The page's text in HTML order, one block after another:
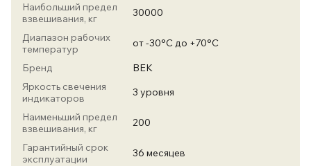
Наибольший предел
взвешивания, кг
30000
Диапазон рабочих
температур
от -30°С до +70°С
Бренд
ВЕК
Яркость свечения
индикаторов
3 уровня
Наименьший предел
взвешивания, кг
200
Гарантийный срок
эксплуатации
36 месяцев